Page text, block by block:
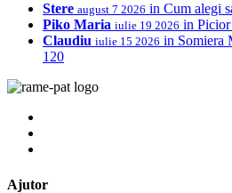
Stere august 7 2026 in Cum alegi
Piko Maria iulie 19 2026 in
Claudiu iulie 15 2026 in Somiera
120
Ajutor